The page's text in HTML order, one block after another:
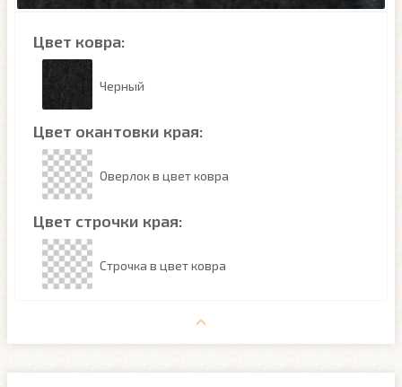
Цвет ковра:
Черный
Цвет окантовки края:
Оверлок в цвет ковра
Цвет строчки края:
Строчка в цвет ковра